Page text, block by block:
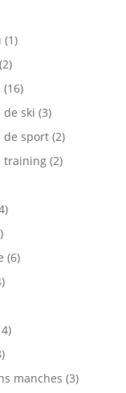
11
22
produits
1616
produits
de ski 33
produits
de sport 22
produits
training 22
4
produits
66
14
14
18
produits
manches 33